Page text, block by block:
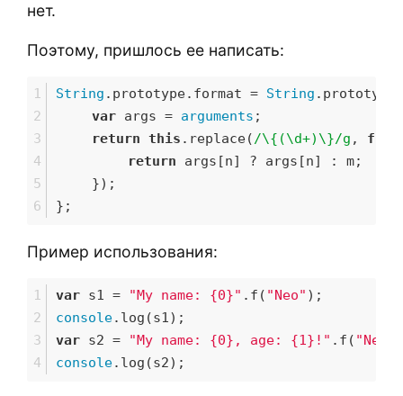
нет.
Поэтому, пришлось ее написать:
String .prototype.format = String
var args = arguments ;
return this .replace(/\{(\d+)\}/g ,
return args[n] ? args[n] : m;
	});
};
Пример использования:
var s1 = "My name: {0}" .f( "Neo" );
console.log(s1);
var s2 = "My name: {0}, age: {1}!" .f( "Neo"
console.log(s2);